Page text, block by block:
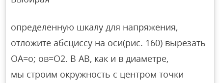
определенную шкалу для напряжения,
отложите абсциссу на оси(рис. 160) вырезать
ОА=о; ов=О2. В AB, как и в диаметре,
мы строим окружность с центром точки